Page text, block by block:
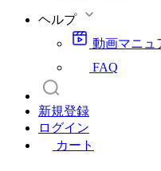
ヘルプ
動画マニュ
FAQ
新規登録
ログイン
カート